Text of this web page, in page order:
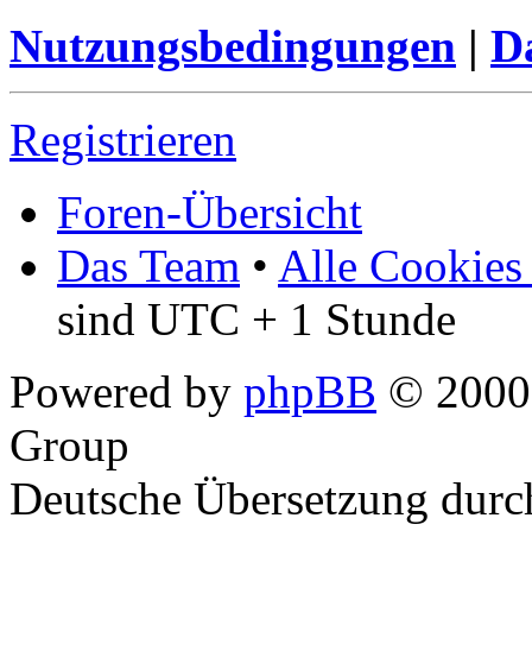
Nutzungsbedingungen |
Registrieren
Foren-Übersicht
Das Team • Alle Cookies
sind UTC + 1 Stunde
Powered by phpBB ©
Group
Deutsche Übersetzung